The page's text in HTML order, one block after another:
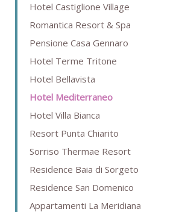
Hotel Castiglione Village
Romantica Resort & Spa
Pensione Casa Gennaro
Hotel Terme Tritone
Hotel Bellavista
Hotel Mediterraneo
Hotel Villa Bianca
Resort Punta Chiarito
Sorriso Thermae Resort
Residence Baia di Sorgeto
Residence San Domenico
Appartamenti La Meridiana